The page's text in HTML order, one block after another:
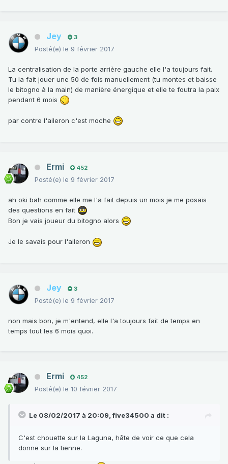
Jey 3
Posté(e) le 9 février 2017
La centralisation de la porte arrière gauche elle l'a toujours fait.
Tu la fait jouer une 50 de fois manuellement (tu montes et baisse
le bitogno à la main) de manière énergique et elle te foutra la paix
pendant 6 mois
par contre l'aileron c'est moche
Ermi 452
Posté(e) le 9 février 2017
ah oki bah comme elle me l'a fait depuis un mois je me posais
des questions en fait
Bon je vais joueur du bitogno alors
Je le savais pour l'aileron
Jey 3
Posté(e) le 9 février 2017
non mais bon, je m'entend, elle l'a toujours fait de temps en
temps tout les 6 mois quoi.
Ermi 452
Posté(e) le 10 février 2017
Le 08/02/2017 à 20:09,five34500 a dit :
C'est chouette sur la Laguna, hâte de voir ce que cela
donne sur la tienne.